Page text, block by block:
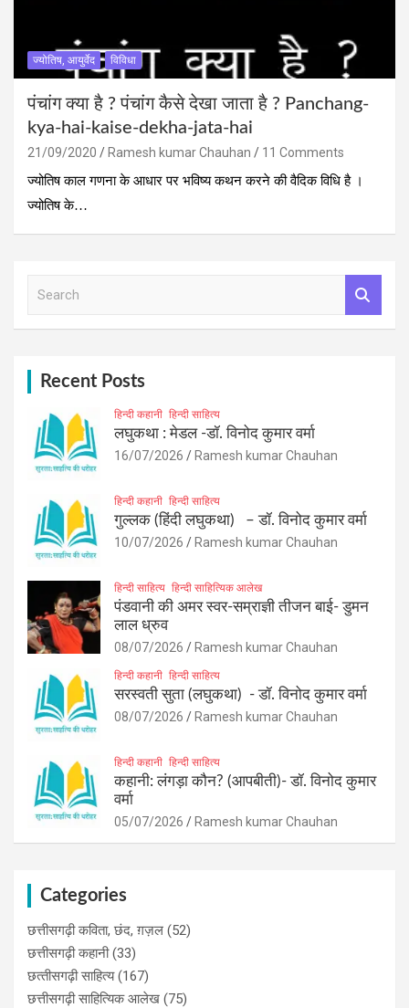
ज्योतिष, आयुर्वेद विविधा
पंचांग क्‍या है ? पंचांग कैसे देखा जाता है ? Panchang-
kya-hai-kaise-dekha-jata-hai
21/09/2020 Ramesh kumar Chauhan
11 Comments
ज्योतिष काल गणना के आधार पर भविष्य कथन करने की वैदिक विधि है ।
ज्योतिष के…
Recent Posts
हिन्दी कहानी हिन्दी साहित्य
लघुकथा : मेडल -डॉ. विनोद कुमार वर्मा
16/07/2026 Ramesh kumar Chauhan
हिन्दी कहानी हिन्दी साहित्य
गुल्लक (हिंदी लघुकथा) – डॉ. विनोद कुमार वर्मा
10/07/2026 Ramesh kumar Chauhan
हिन्दी साहित्य हिन्दी साहित्यिक आलेख
पंडवानी की अमर स्वर-सम्राज्ञी तीजन बाई- डुमन
लाल ध्रुव
08/07/2026 Ramesh kumar Chauhan
हिन्दी कहानी हिन्दी साहित्य
सरस्वती सुता (लघुकथा) ​- डॉ. विनोद कुमार वर्मा
08/07/2026 Ramesh kumar Chauhan
हिन्दी कहानी हिन्दी साहित्य
कहानी: लंगड़ा कौन? (आपबीती)​- डॉ. विनोद कुमार
वर्मा
05/07/2026 Ramesh kumar Chauhan
Categories
छत्तीसगढ़ी कविता, छंद, ग़ज़ल (52)
छत्तीसगढ़ी कहानी(33)
छत्‍तीसगढ़ी साहित्‍य(167)
छत्तीसगढ़ी साहित्यिक आलेख (75)